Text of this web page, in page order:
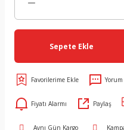
Sepete Ekle
Yorum
Fiyatı Alarmı Paylaş
Aynı Gün Kargo